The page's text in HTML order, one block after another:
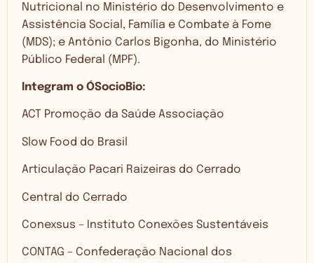
Nutricional no Ministério do Desenvolvimento e
Assistência Social, Família e Combate à Fome
(MDS); e Antônio Carlos Bigonha, do Ministério
Público Federal (MPF).
Integram o ÓSocioBio:
ACT Promoção da Saúde Associação
Slow Food do Brasil
Articulação Pacari Raizeiras do Cerrado
Central do Cerrado
Conexsus – Instituto Conexões Sustentáveis
CONTAG – Confederação Nacional dos